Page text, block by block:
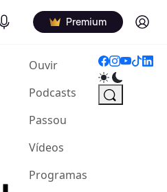
Podcasts Premium Log in
Ouvir(current)
Podcasts
Passou
Vídeos
Programas